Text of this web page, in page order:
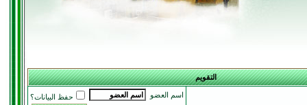
التقويم
اسم العضو حفظ البيانات؟